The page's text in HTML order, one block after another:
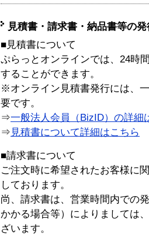
見積書・請求書・納品書等の
■見積書について
ぷらっとオンラインでは、24時
することができます。
※オンライン見積書発行には、
要です。
⇒一般法人会員（BizID）の詳細
⇒ 見積書について詳細はこちら
■請求書について
ご注文時に希望されたお客様に
しております。
尚、請求書は、営業時間内での
かかる場合等）によりましては
ざいます。